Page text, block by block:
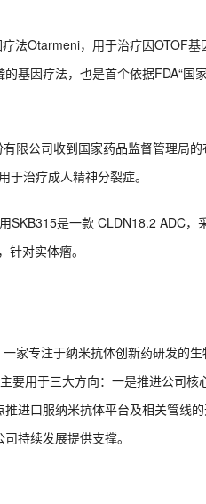
法Otarmeni，用于治疗因OTOF
基因疗法，也是首个依据FDA“国
限公司收到国家药品监督管理局
于治疗成人精神分裂症。
SKB315是一款 CLDN18.2 ADC，
对实体瘤。
家专注于纳米抗体创新药研发的
要用于三大方向：一是推进公司
进口服纳米抗体平台及相关管线
持续发展提供支撑。